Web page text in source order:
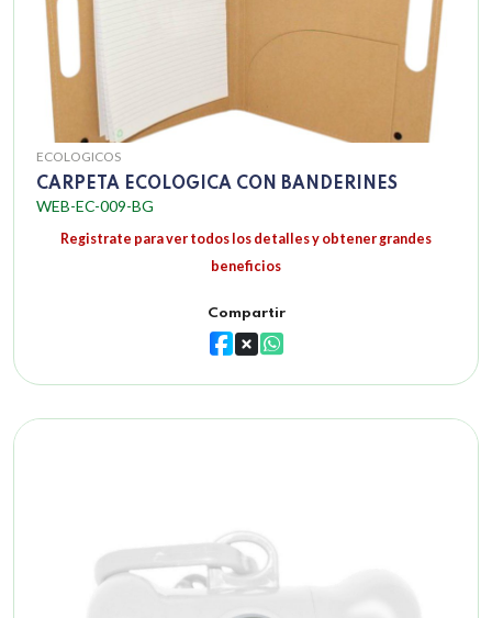
ECOLOGICOS
CARPETA ECOLOGICA CON BANDERINES
WEB-EC-009-BG
Registrate para ver todos los detalles y obtener grandes
beneficios
Compartir